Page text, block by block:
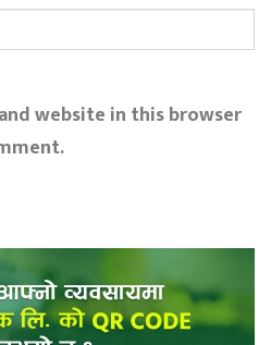
website in this browser